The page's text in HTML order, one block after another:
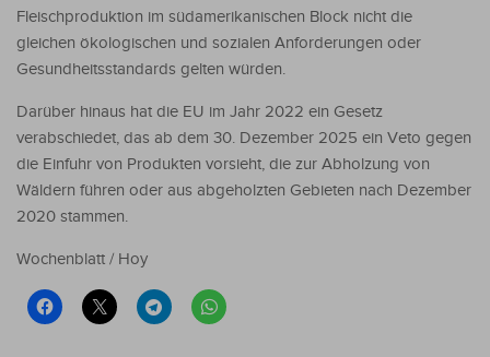
Fleischproduktion im südamerikanischen Block nicht die
gleichen ökologischen und sozialen Anforderungen oder
Gesundheitsstandards gelten würden.
Darüber hinaus hat die EU im Jahr 2022 ein Gesetz
verabschiedet, das ab dem 30. Dezember 2025 ein Veto gegen
die Einfuhr von Produkten vorsieht, die zur Abholzung von
Wäldern führen oder aus abgeholzten Gebieten nach Dezember
2020 stammen.
Wochenblatt / Hoy